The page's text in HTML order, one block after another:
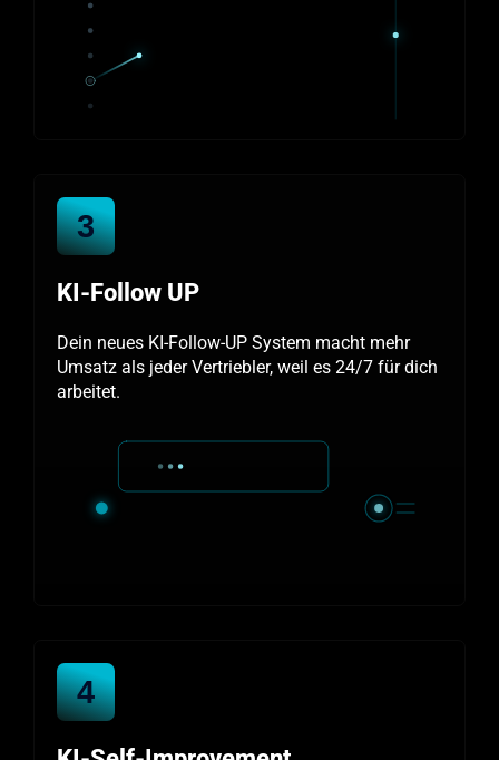
3
KI-Follow UP
Dein neues KI-Follow-UP System macht mehr
Umsatz als jeder Vertriebler, weil es 24/7 für dich
arbeitet.
4